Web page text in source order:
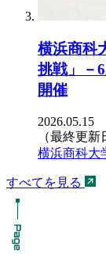
横浜商科
挑戦」－
開催
2026.05.15
（最終更新
横浜商科大
すべてを見る